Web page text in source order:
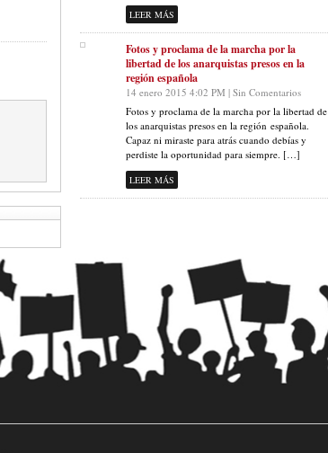
LEER MÁS
Fotos y proclama de la marcha por la
libertad de los anarquistas presos en la
región española
14 enero 2015 4:02 PM | Sin Comentarios
Fotos y proclama de la marcha por la libertad de
los anarquistas presos en la región española.
Capaz ni miraste para atrás cuando debías y
perdiste la oportunidad para siempre. […]
LEER MÁS